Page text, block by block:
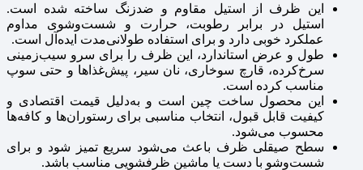
این ظرف از استیل مقاوم و ضدزنگ ساخته شده است.
استیل در برابر رطوبت، حرارت و شست‌وشوی مداوم
عملکرد خوبی دارد و برای استفاده طولانی‌مدت ایده‌آل است.
طول و عرض استاندارد، این ظرف را برای سرو سیب‌زمینی
سرخ‌کرده، قارچ سوخاری، نان سیر، پیش‌غذاها و حتی سوپ
مناسب کرده است.
این محصول ساخت چین است و به‌دلیل قیمت اقتصادی و
کیفیت قابل قبول، انتخاب مناسبی برای رستوران‌ها و کافه‌ها
محسوب می‌شود.
سطح صیقلی ظرف باعث می‌شود سریع تمیز شود و برای
شست‌وشو با دست یا ماشین ظرفشویی مناسب باشد.